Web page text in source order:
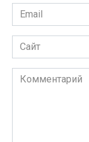
Email
Сайт
Комментарий